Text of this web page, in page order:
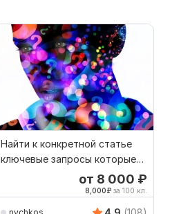
Найти к конкретной статье
ключевые запросы которые
от 8 000 ₽
8,000₽ за 100 кл.